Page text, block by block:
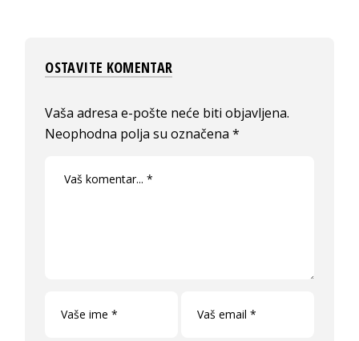
OSTAVITE KOMENTAR
Vaša adresa e-pošte neće biti objavljena.
Neophodna polja su označena*